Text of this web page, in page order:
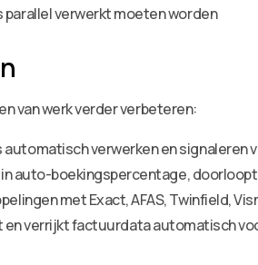
verwerkt moeten worden
van werk verder verbeteren:
verwerken en signaleren
in auto-boekingspercentage,
met Exact, AFAS, Twinfield,
verrijkt factuurdata automatisch